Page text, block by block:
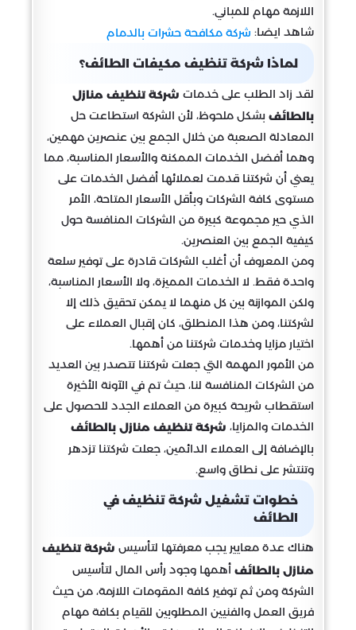
اللازمة مهام للمباني.
شاهد ايضا: شركة مكافحة حشرات بالدمام
لماذا شركة تنظيف مكيفات الطائف؟
لقد زاد الطلب على خدمات شركة تنظيف منازل
بالطائف بشكل ملحوظ، لأن الشركة استطاعت حل
المعادلة الصعبة من خلال الجمع بين عنصرين مهمين،
وهما أفضل الخدمات الممكنة والأسعار المناسبة، مما
يعني أن شركتنا قدمت لعملائها أفضل الخدمات على
مستوى كافة الشركات وبأقل الأسعار المتاحة، الأمر
الذي حير مجموعة كبيرة من الشركات المنافسة حول
كيفية الجمع بين العنصرين.
ومن المعروف أن أغلب الشركات قادرة على توفير سلعة
واحدة فقط. لا الخدمات المميزة، ولا الأسعار المناسبة،
ولكن الموازنة بين كل منهما لا يمكن تحقيق ذلك إلا
لشركتنا، ومن هذا المنطلق، كان إقبال العملاء على
اختيار مزايا وخدمات شركتنا من أهمها.
من الأمور المهمة التي جعلت شركتنا تتصدر بين العديد
من الشركات المنافسة لنا، حيث تم في الآونة الأخيرة
استقطاب شريحة كبيرة من العملاء الجدد للحصول على
الخدمات والمزايا، شركة تنظيف منازل بالطائف
بالإضافة إلى العملاء الدائمين، جعلت شركتنا تزدهر
وتنتشر على نطاق واسع.
خطوات تشغيل شركة تنظيف في
الطائف
هناك عدة معايير يجب معرفتها لتأسيس شركة تنظيف
منازل بالطائف أهمها وجود رأس المال لتأسيس
الشركة ومن ثم توفير كافة المقومات اللازمة، من حيث
فريق العمل والفنيين المطلوبين للقيام بكافة مهام